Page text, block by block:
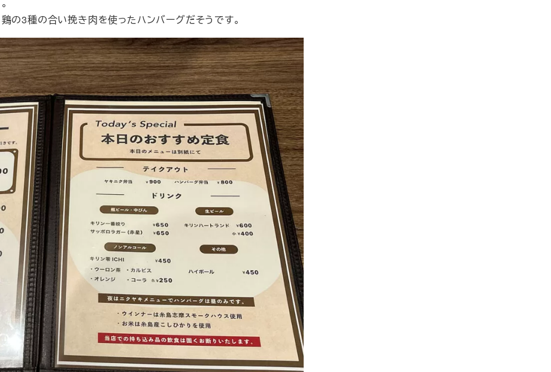
鶏の3種の合い挽き肉を使ったハンバーグだそうです。